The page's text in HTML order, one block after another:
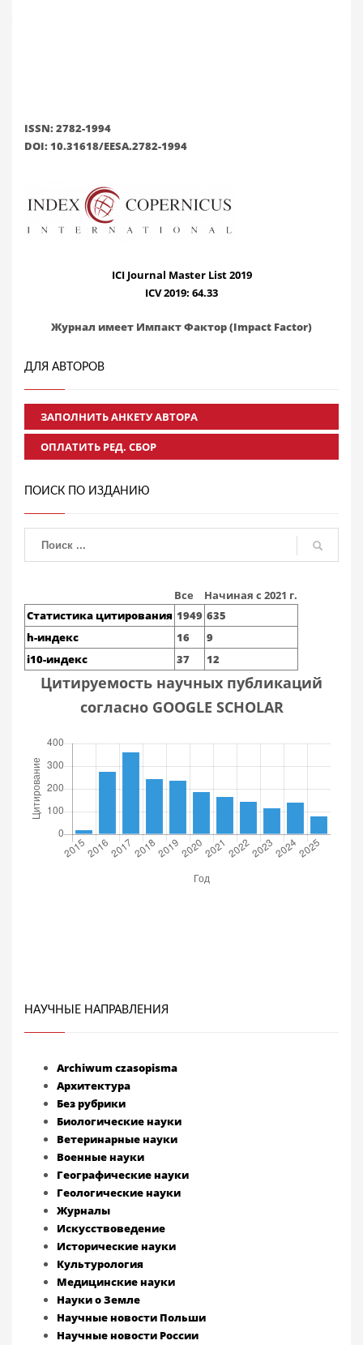
ISSN: 2782-1994
DOI: 10.31618/EESA.2782-1994
ICI Journal Master List 2019
ICV 2019: 64.33
Журнал имеет Импакт Фактор (Impact Factor)
ДЛЯ АВТОРОВ
ЗАПОЛНИТЬ АНКЕТУ АВТОРА
ОПЛАТИТЬ РЕД. СБОР
ПОИСК ПО ИЗДАНИЮ
Все
Начиная с 2021 г.
Статистика цитирования 1949 635
h-индекс
16
9
i10-индекс
37 12
Цитируемость научных публикаций
согласно GOOGLE SCHOLAR
НАУЧНЫЕ НАПРАВЛЕНИЯ
Archiwum czasopisma
Архитектура
Без рубрики
Биологические науки
Ветеринарные науки
Военные науки
Географические науки
Геологические науки
Журналы
Искусствоведение
Исторические науки
Культурология
Медицинские науки
Науки о Земле
Научные новости Польши
Научные новости России